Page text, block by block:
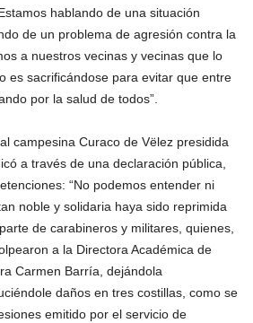
hablando de una situación
de un problema de agresión contra la
a nuestros vecinas y vecinas que lo
es sacrificándose para evitar que entre
por la salud de todos”.
campesina Curaco de Vëlez presidida
a través de una declaración pública,
“No podemos entender ni
noble y solidaria haya sido reprimida
de carabineros y militares, quienes,
a la Directora Académica de
Carmen Barría, dejándola
daños en tres costillas, como se
emitido por el servicio de